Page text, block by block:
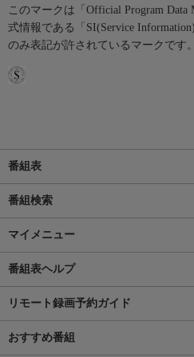
このマークは「Official Program
式情報である「SI(Service
のみ表記が許されているマークです。
番組表
番組検索
マイメニュー
番組表ヘルプ
リモート録画予約ガイド
おすすめ番組